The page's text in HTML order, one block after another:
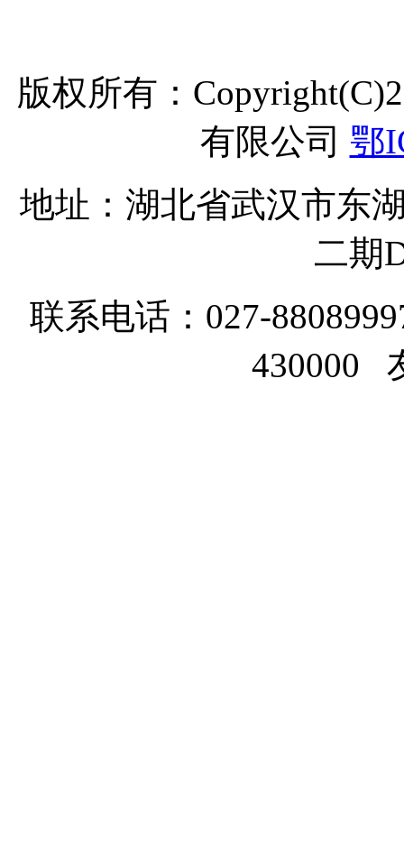
版权所有：
有限公司 鄂
地址：湖北省武汉市东
二期
联系电话：027-
430000